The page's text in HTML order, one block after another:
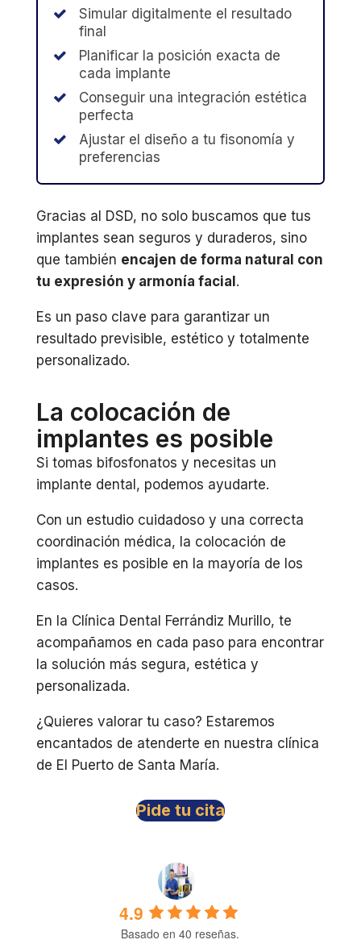
Simular digitalmente el resultado
final
Planificar la posición exacta de
cada implante
Conseguir una integración estética
perfecta
Ajustar el diseño a tu fisonomía y
preferencias
Gracias al DSD, no solo buscamos que tus
implantes sean seguros y duraderos, sino
que también encajen de forma natural con
tu expresión y armonía facial.
Es un paso clave para garantizar un
resultado previsible, estético y totalmente
personalizado.
La colocación de
implantes es posible
Si tomas bifosfonatos y necesitas un
implante dental, podemos ayudarte.
Con un estudio cuidadoso y una correcta
coordinación médica, la colocación de
implantes es posible en la mayoría de los
casos.
En la Clínica Dental Ferrándiz Murillo, te
acompañamos en cada paso para encontrar
la solución más segura, estética y
personalizada.
¿Quieres valorar tu caso? Estaremos
encantados de atenderte en nuestra clínica
de El Puerto de Santa María.
Pide tu cita
4.9
Basado en 40 reseñas.